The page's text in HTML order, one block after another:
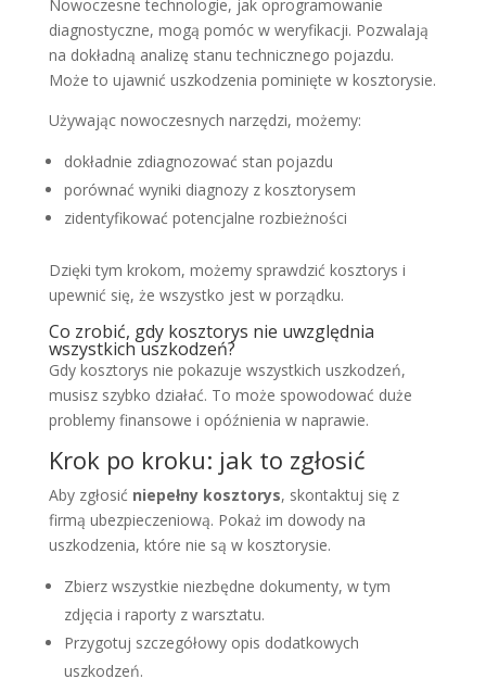
Nowoczesne technologie, jak oprogramowanie
diagnostyczne, mogą pomóc w weryfikacji. Pozwalają
na dokładną analizę stanu technicznego pojazdu.
Może to ujawnić uszkodzenia pominięte w kosztorysie.
Używając nowoczesnych narzędzi, możemy:
dokładnie zdiagnozować stan pojazdu
porównać wyniki diagnozy z kosztorysem
zidentyfikować potencjalne rozbieżności
Dzięki tym krokom, możemy sprawdzić kosztorys i
upewnić się, że wszystko jest w porządku.
Co zrobić, gdy kosztorys nie uwzględnia
wszystkich uszkodzeń?
Gdy kosztorys nie pokazuje wszystkich uszkodzeń,
musisz szybko działać. To może spowodować duże
problemy finansowe i opóźnienia w naprawie.
Krok po kroku: jak to zgłosić
Aby zgłosić niepełny kosztorys, skontaktuj się z
firmą ubezpieczeniową. Pokaż im dowody na
uszkodzenia, które nie są w kosztorysie.
Zbierz wszystkie niezbędne dokumenty, w tym
zdjęcia i raporty z warsztatu.
Przygotuj szczegółowy opis dodatkowych
uszkodzeń.